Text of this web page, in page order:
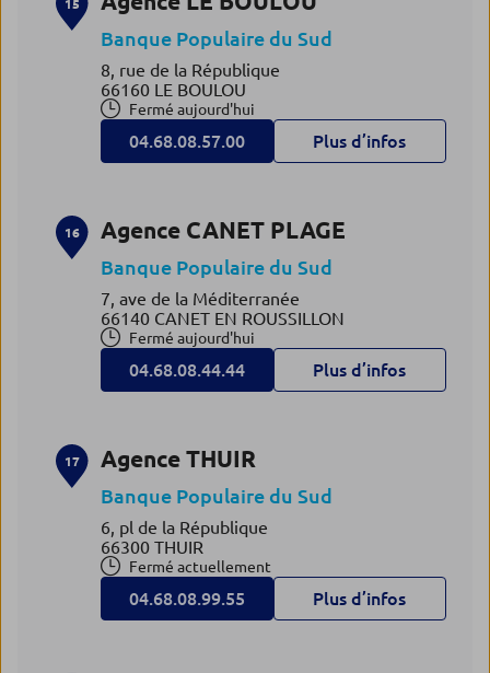
15
Banque Populaire du Sud
8, rue de la République
66160 LE BOULOU
Fermé aujourd'hui
04.68.08.57.00 Plus d’infos
16 Agence CANET PLAGE
Banque Populaire du Sud
7, ave de la Méditerranée
66140 CANET EN ROUSSILLON
Fermé aujourd'hui
04.68.08.44.44 Plus d’infos
17 Agence THUIR
Banque Populaire du Sud
6, pl de la République
66300 THUIR
Fermé actuellement
04.68.08.99.55 Plus d’infos